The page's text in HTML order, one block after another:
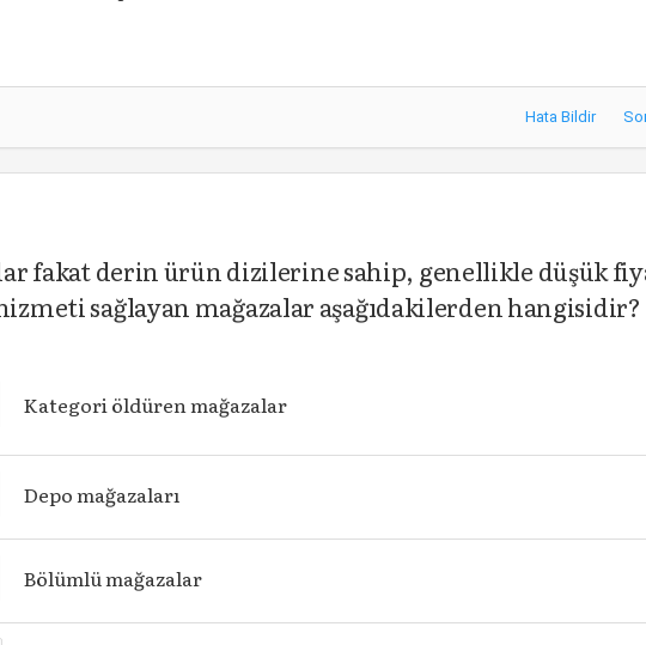
Hata Bildir
fakat derin ürün dizilerine sahip, genellikle düşük
sağlayan mağazalar aşağıdakilerden hangisidir?
Kategori öldüren mağazalar
Depo mağazaları
Bölümlü mağazalar